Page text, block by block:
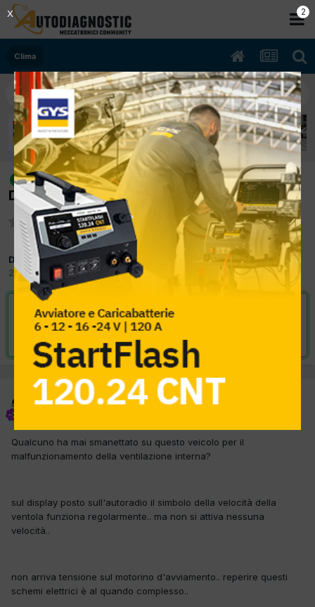
Clima
risolto
[madza 3 08/2006 1600cc Y6 80Kw
Diesel] Ventilazione interna non funziona
Da Audi SP
25 Gennaio 2013inClima
VAI ALLA SOLUZIONE
Risolta da Audi SP, 30 Marzo 2013
Audi SP
Qualcuno ha mai smanettato su questo veicolo per il
malfunzionamento della ventilazione interna?
sul display posto sull'autoradio il simbolo della velocità della
ventola funziona regolarmente.. ma non si attiva nessuna
velocità..
non arriva tensione sul motorino d'avviamento.. reperire questi
schemi elettrici è al quando complesso..
2
X